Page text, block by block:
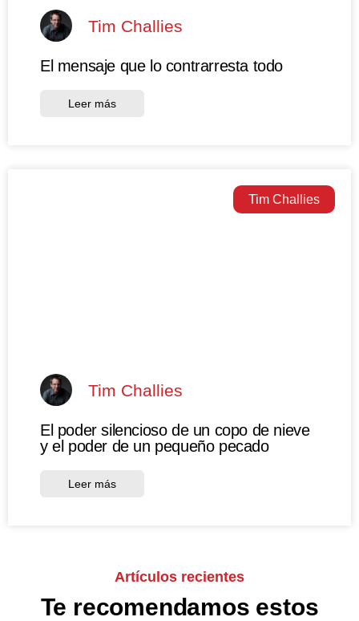
Tim Challies
El mensaje que lo contrarresta todo
Leer más
Tim Challies
Tim Challies
El poder silencioso de un copo de nieve
y el poder de un pequeño pecado
Leer más
Artículos recientes
Te recomendamos estos